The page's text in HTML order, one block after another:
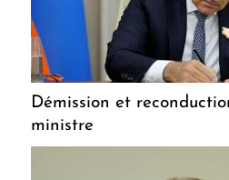
Démission et
ministre